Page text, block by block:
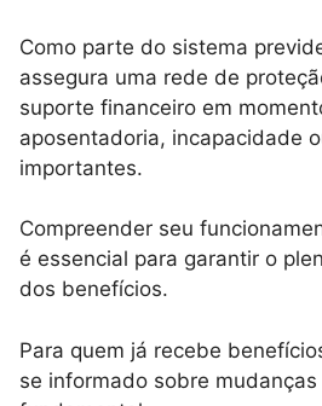
Como parte do sistema
assegura uma rede de
suporte financeiro em
aposentadoria, incapacidade
importantes.
Compreender seu
é essencial para garantir o
dos benefícios.
Para quem já recebe
se informado sobre